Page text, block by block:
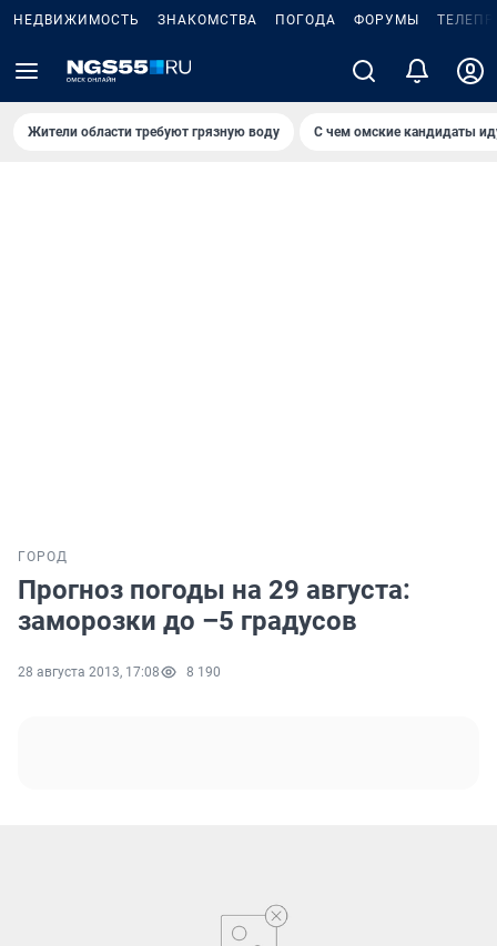
НЕДВИЖИМОСТЬ ЗНАКОМСТВА ПОГОДА ФОРУМЫ
Жители области требуют грязную воду С чем омские кандидаты
ГОРОД
Прогноз погоды на 29 августа:
заморозки до –5 градусов
28 августа 2013, 17:08 8 190